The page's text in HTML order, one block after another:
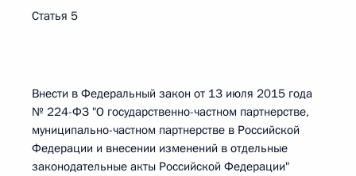
Статья 5
Внести в Федеральный закон от 13 июля 2015 года
№ 224-ФЗ "О государственно-частном партнерстве,
муниципально-частном партнерстве в Российской
Федерации и внесении изменений в отдельные
законодательные акты Российской Федерации"